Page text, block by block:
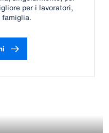
per i lavoratori,
famiglia.